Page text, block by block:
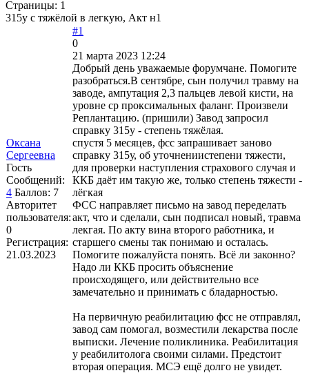
Страницы: 1
315у с тяжёлой в легкую, Акт н1
Оксана
Сергеевна
Гость
Сообщений:
4 Баллов: 7
Авторитет
пользователя:
0
Регистрация:
21.03.2023
#1
0
21 марта 2023 12:24
Добрый день уважаемые форумчане. Помогите
разобраться.В сентябре, сын получил травму на
заводе, ампутация 2,3 пальцев левой кисти, на
уровне ср проксимальных фаланг. Произвели
Реплантацию. (пришили) Завод запросил
справку 315у - степень тяжёлая.
спустя 5 месяцев, фсс запрашивает заново
справку 315у, об уточнениистепени тяжести,
для проверки наступления страхового случая и
ККБ даёт им такую же, только степень тяжести -
лёгкая
ФСС направляет письмо на завод переделать
акт, что и сделали, сын подписал новый, травма
лекгая. По акту вина второго работника, и
старшего смены так понимаю и осталась.
Помогите пожалуйста понять. Всё ли законно?
Надо ли ККБ просить объяснение
происходящего, или действительно все
замечательно и принимать с бладарностью.
На первичную реабилитацию фсс не отправлял,
завод сам помогал, возместили лекарства после
выписки. Лечение поликлиника. Реабилитация
у реабилитолога своими силами. Предстоит
вторая операция. МСЭ ещё долго не увидет.